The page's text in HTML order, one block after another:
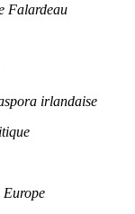
Falardeau
irlandaise
Europe